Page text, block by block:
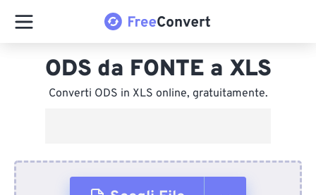
ODS da FONTE a XLS
Converti ODS in XLS online, gratuitamente.